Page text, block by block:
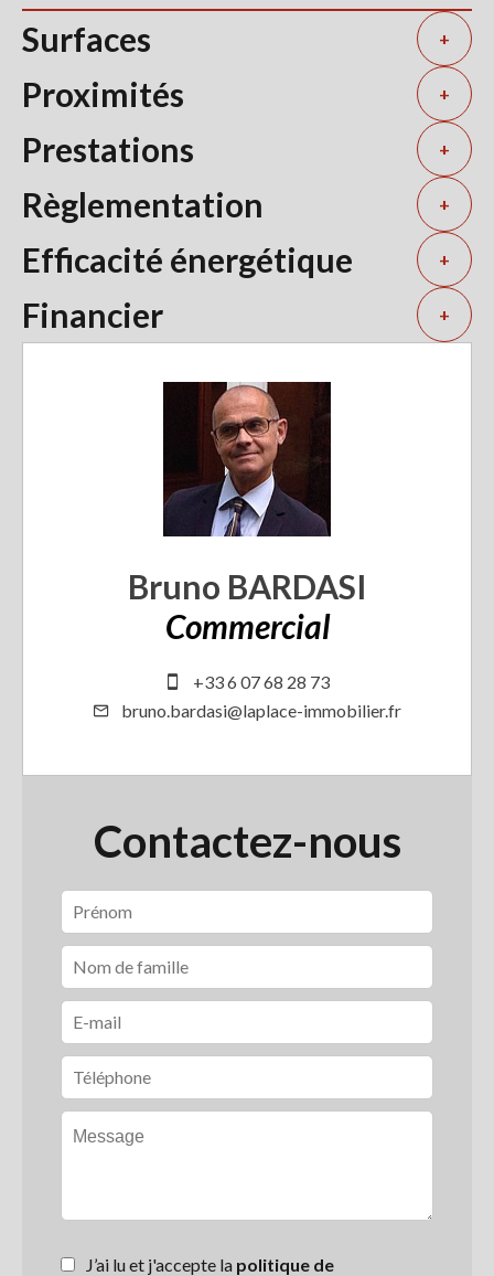
Surfaces +
Proximités +
Prestations +
Règlementation +
Efficacité énergétique +
Financier +
Bruno BARDASI
Commercial
+33 6 07 68 28 73
bruno.bardasi@laplace-immobilier.fr
Contactez-nous
J’ai lu et j'accepte la politique de